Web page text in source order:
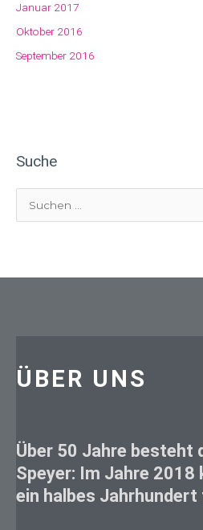
Januar 2017
Oktober 2016
September 2016
Suche
cÜBER UNS
Über 50 Jahre besteht
Speyer: Im Jahre 2018
ein halbes Jahrhundert